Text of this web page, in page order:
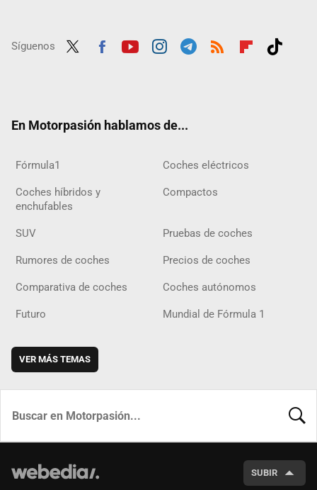
Síguenos
En Motorpasión hablamos de...
Fórmula1 Coches eléctricos
Coches híbridos y
enchufables
Compactos
SUV Pruebas de coches
Rumores de coches Precios de coches
Comparativa de coches Coches autónomos
Futuro Mundial de Fórmula 1
VER MÁS TEMAS
SUBIR